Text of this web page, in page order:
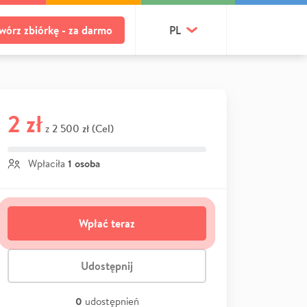
zbiórkę - za darmo PL
2 zł z 2 500 zł (Cel)
Wpłaciła 1 osoba
Wpłać teraz
Udostępnij
0 udostępnień